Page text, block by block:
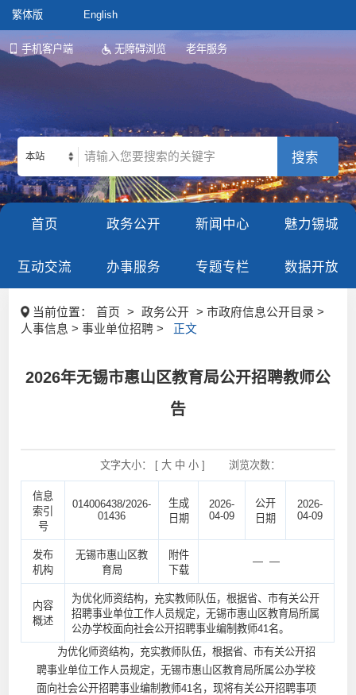
繁体版 English
手机客户端 无障碍浏览 老年服务
本站
首页 政务公开 新闻中心 魅力锡城
互动交流 办事服务 专题专栏 数据开放
当前位置： 首页 > 政务公开
> 市政府信息公开目录 >
人事信息 > 事业单位招聘 >
正文
2026年无锡市惠山区教育局公开招聘教师公
告
文字大小： [ 大 中 小] 浏览次数：
信息
索引
号
014006438/2026-
01436
生成
日期
2026-
04-09
公开
日期
2026-
04-09
发布
机构
无锡市惠山区教
育局
附件
下载
— —
内容
概述
为优化师资结构，充实教师队伍，根据省、市有关公开
招聘事业单位工作人员规定，无锡市惠山区教育局所属
公办学校面向社会公开招聘事业编制教师41名。
为优化师资结构，充实教师队伍，根据省、市有关公开招
聘事业单位工作人员规定，无锡市惠山区教育局所属公办学校
面向社会公开招聘事业编制教师41名，现将有关公开招聘事项